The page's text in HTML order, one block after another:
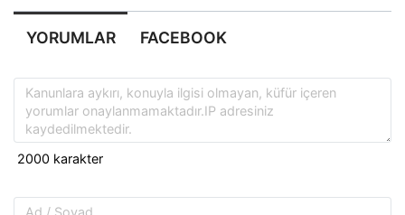
YORUMLAR FACEBOOK